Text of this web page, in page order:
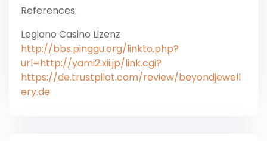
References:
Legiano Casino Lizenz
http://bbs.pinggu.org/linkto.php?
url=http://yami2.xii.jp/link.cgi?
https://de.trustpilot.com/review/beyondjewell
ery.de